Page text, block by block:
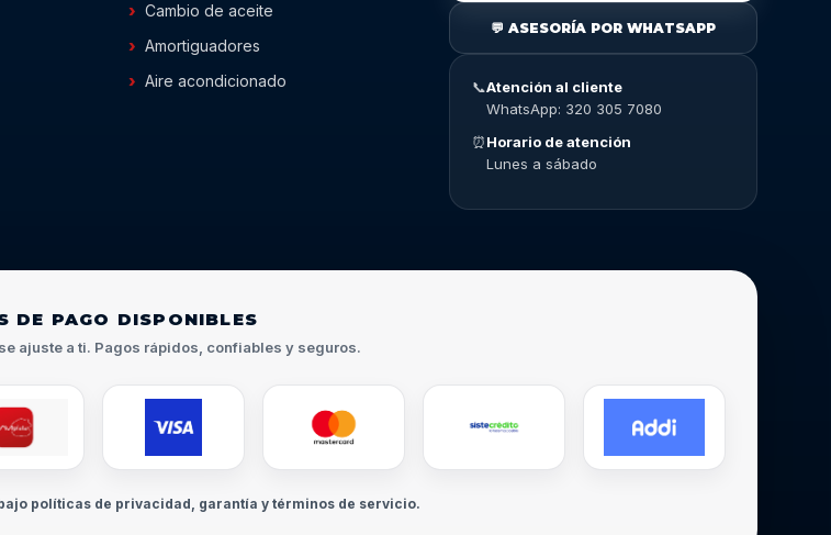
Cambio de aceite
Amortiguadores
Aire acondicionado
💬 ASESORÍA POR WHATSAPP
📞Atención al cliente
WhatsApp: 320 305 7080
⏰Horario de atención
Lunes a sábado
DE PAGO DISPONIBLES
ajuste a ti. Pagos rápidos, confiables y seguros.
bajo políticas de privacidad, garantía y términos de servicio.